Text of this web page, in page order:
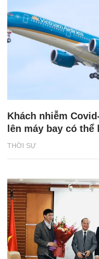
THỜI SỰ
Khách nhiễm
lên máy bay có